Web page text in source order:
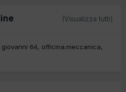
(Visualizza tutti)
giovanni 64
officina.meccanica